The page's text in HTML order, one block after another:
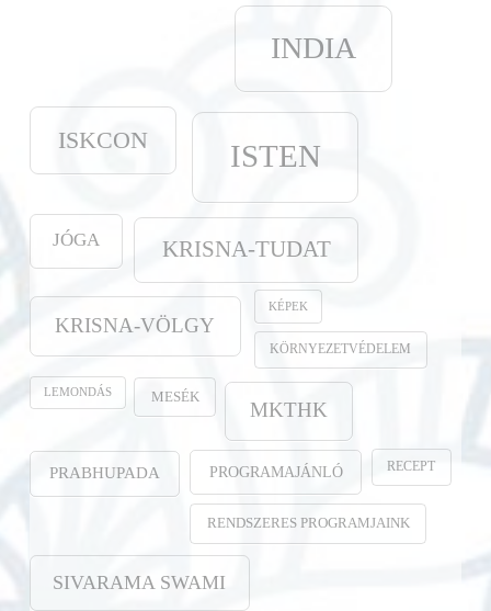
INDIA
ISKCON ISTEN
JÓGA KRISNA-TUDAT
KRISNA-VÖLGY
KÉPEK
KÖRNYEZETVÉDELEM
LEMONDÁS MESÉK
MKTHK
PRABHUPADA PROGRAMAJÁNLÓ RECEPT
RENDSZERES PROGRAMJAINK
SIVARAMA SWAMI